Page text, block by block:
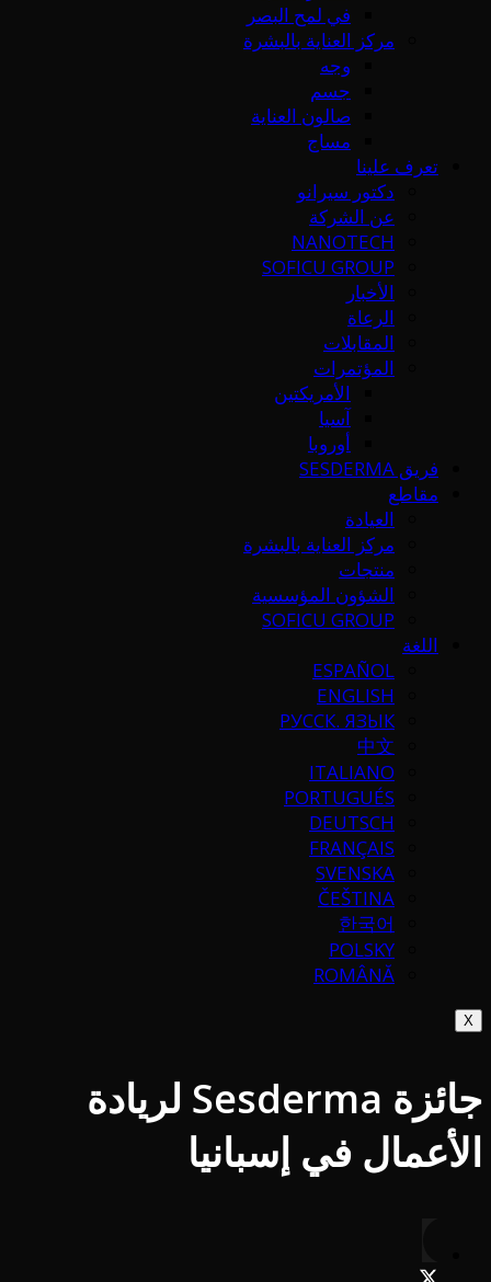
في لمح البصر
مركز العناية بالبشرة
وجه
جسم
صالون العناية
مساج
تعرف علينا
دكتور سيرانو
عن الشركة
NANOTECH
SOFICU GROUP
الأخبار
الرعاة
المقابلات
المؤتمرات
الأمريكتين
آسيا
أوروبا
فريق SESDERMA
مقاطع
العيادة
مركز العناية بالبشرة
منتجات
الشؤون المؤسسية
SOFICU GROUP
اللغة
ESPAÑOL
ENGLISH
РУССК. ЯЗЫК
中文
ITALIANO
PORTUGUÉS
DEUTSCH
FRANÇAIS
SVENSKA
ČEŠTINA
한국어
POLSKY
ROMÂNĂ
X
جائزة Sesderma لريادة
الأعمال في إسبانيا